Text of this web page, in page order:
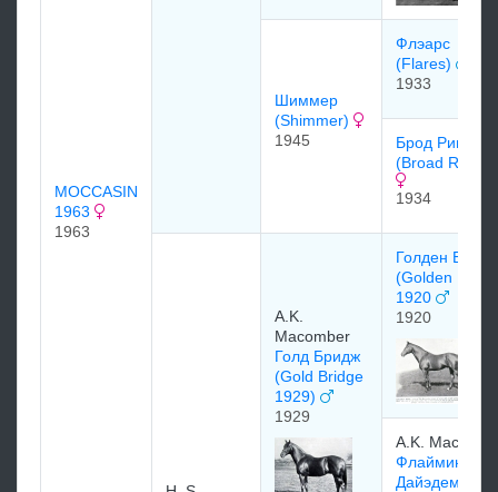
MOCCASIN
1963
1963
Шиммер
(Shimmer)
1945
Флэарс
(Flares)
1933
Брод Риппл
(Broad Ripple)
1934
A.K.
Macomber
Голд Бридж
(Gold Bridge
1929)
1929
Голден Босс
(Golden Boss
1920
1920
A.K.
Флайминг
Дайэдем